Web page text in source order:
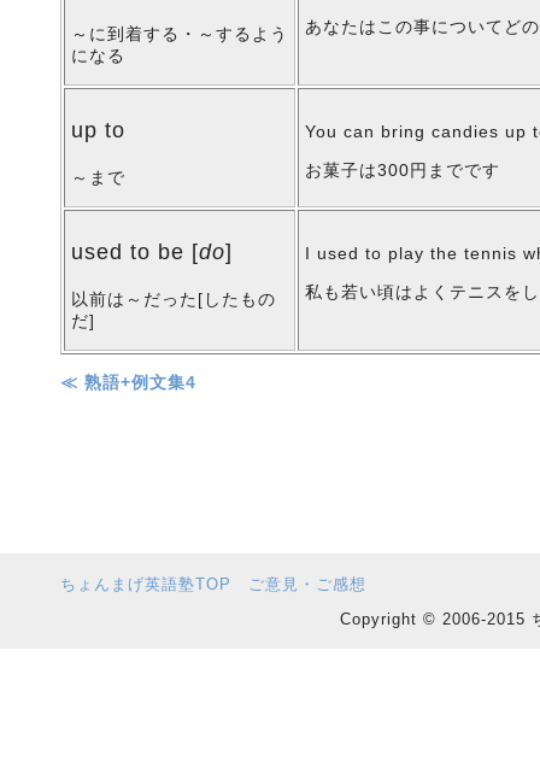
～に到着する・～するよう
になる
あなたはこの事についてど
up to
～まで
You can bring candies up
お菓子は300円までです
used to be [do]
以前は～だった[したもの
だ]
I used to play the tennis
私も若い頃はよくテニスを
≪ 熟語+例文集4
ちょんまげ英語塾TOP
ご意見・ご感想
Copyright © 2006-2015